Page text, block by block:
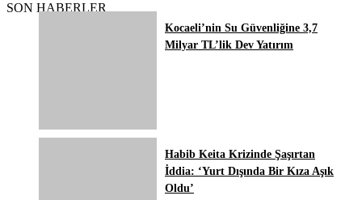
SON HABERLER
Kocaeli’nin Su Güvenliğine 3,7
Milyar TL’lik Dev Yatırım
Habib Keita Krizinde Şaşırtan
İddia: ‘Yurt Dışında Bir Kıza Aşık
Oldu’